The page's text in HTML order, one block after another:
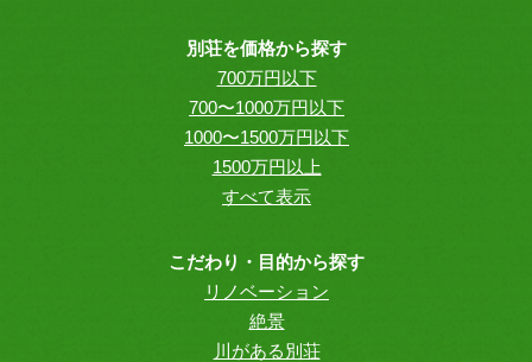
別荘を価格から探す
700万円以下
700〜1000万円以下
1000〜1500万円以下
1500万円以上
すべて表示
こだわり・目的から探す
リノベーション
絶景
川がある別荘